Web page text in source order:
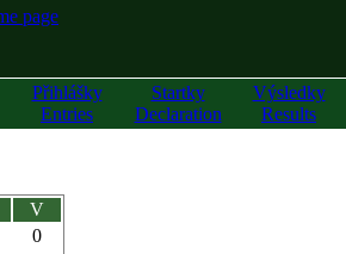
Přihlášky
Entries
Startky
Declaration
Výsledky
Results
V
0